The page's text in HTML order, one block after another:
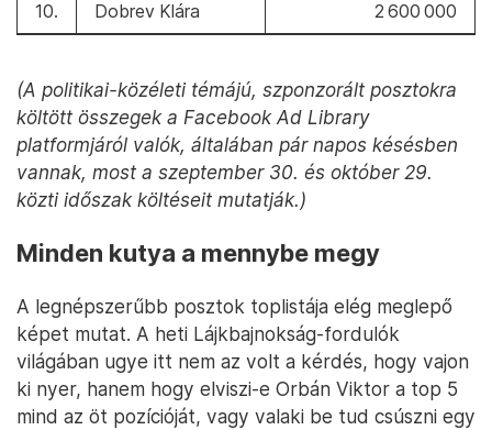
10. Dobrev Klára 2 600 000
(A politikai-közéleti témájú, szponzorált posztokra
költött összegek a Facebook Ad Library
platformjáról valók, általában pár napos késésben
vannak, most a szeptember 30. és október 29.
közti időszak költéseit mutatják.)
Minden kutya a mennybe megy
A legnépszerűbb posztok toplistája elég meglepő
képet mutat. A heti Lájkbajnokság-fordulók
világában ugye itt nem az volt a kérdés, hogy vajon
ki nyer, hanem hogy elviszi-e Orbán Viktor a top 5
mind az öt pozícióját, vagy valaki be tud csúszni egy